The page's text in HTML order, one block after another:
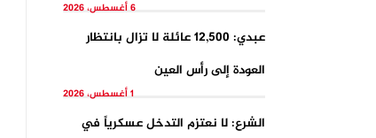
6 أغسطس، 2026
عبدي: 12,500 عائلة لا تزال بانتظار
العودة إلى رأس العين
1 أغسطس، 2026
الشرع: لا نعتزم التدخل عسكرياً في